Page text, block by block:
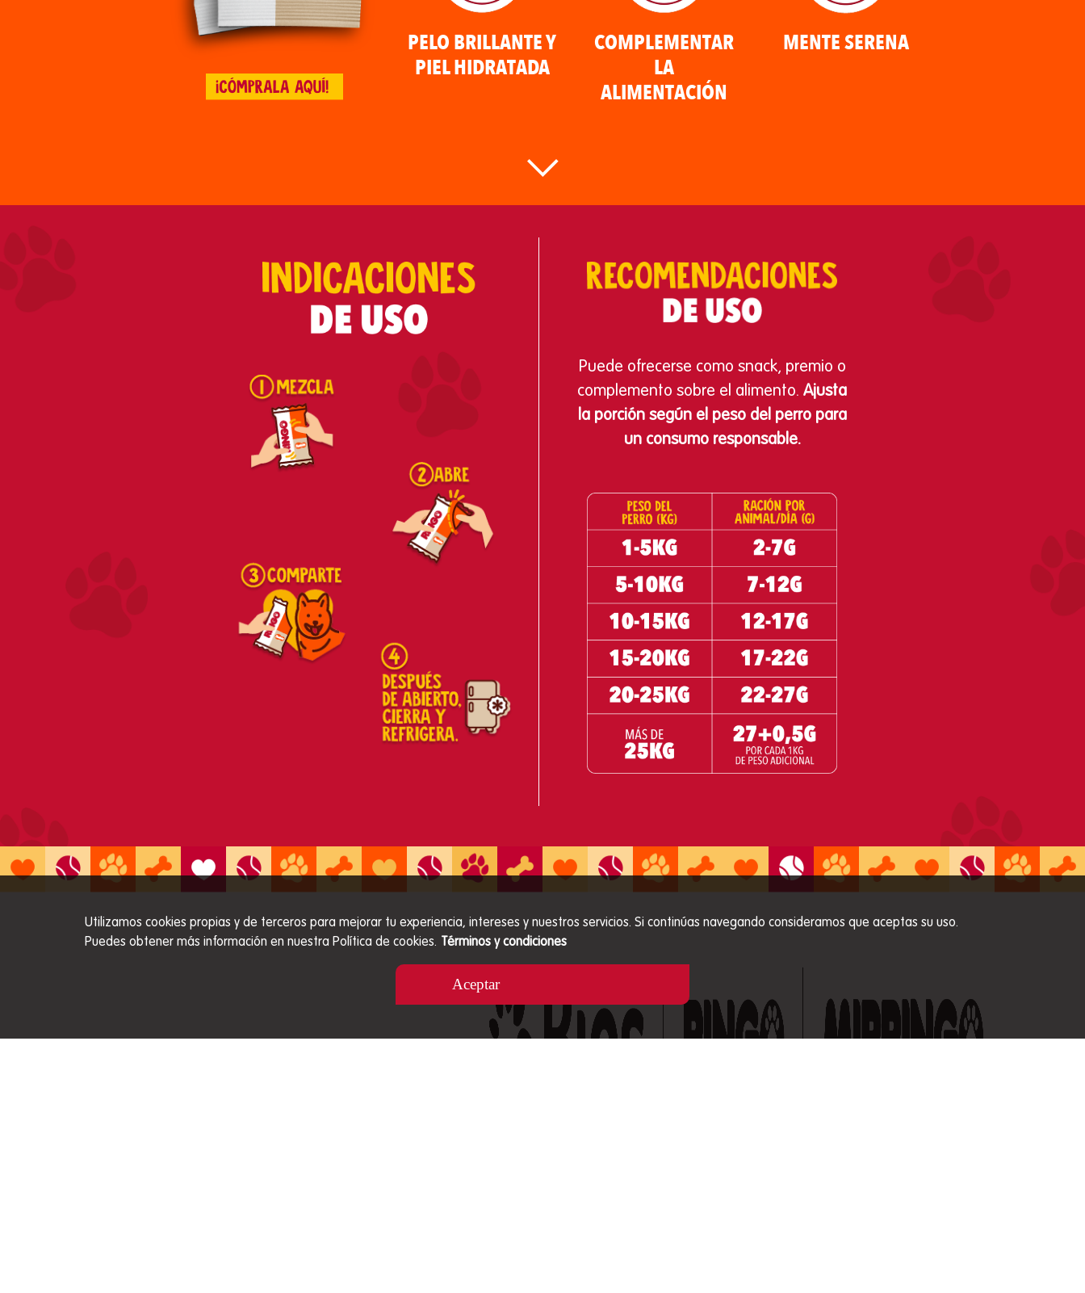
Utilizamos cookies propias y de terceros para mejorar tu experiencia, intereses y nuestros servicios. Si continúas navegando consideramos que aceptas su uso.
Puedes obtener más información en nuestra Política de cookies. Términos y condiciones
Aceptar
PELO BRILLANTE Y
PIEL HIDRATADA
COMPLEMENTAR
LA
ALIMENTACIÓN
MENTE SERENA
Puede ofrecerse como snack, premio o
complemento sobre el alimento. Ajusta
la porción según el peso del perro para
un consumo responsable.